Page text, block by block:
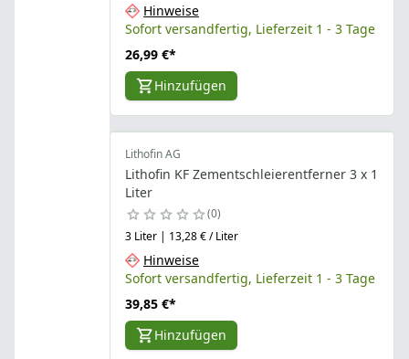
Hinweise
Sofort versandfertig, Lieferzeit 1 - 3 Tage
26,99 €*
Hinzufügen
Lithofin AG
Lithofin KF Zementschleierentferner 3 x 1
Liter
0
3 Liter | 13,28 € / Liter
Hinweise
Sofort versandfertig, Lieferzeit 1 - 3 Tage
39,85 €*
Hinzufügen